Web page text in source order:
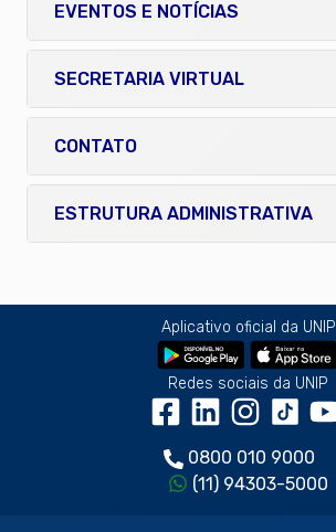
EVENTOS E NOTÍCIAS
SECRETARIA VIRTUAL
CONTATO
ESTRUTURA ADMINISTRATIVA
Aplicativo oficial da UNIP
Redes sociais da UNIP
0800 010 9000
(11) 94303-5000